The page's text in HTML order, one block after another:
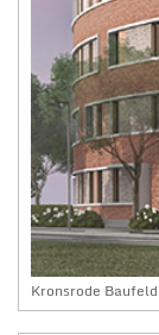
Kronsrode